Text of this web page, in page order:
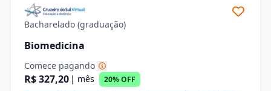
Bacharelado (graduação)
Biomedicina
Comece pagando
R$ 327,20 | mês 20% OFF